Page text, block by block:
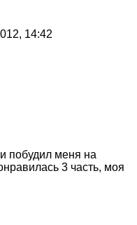
14:42
побудил меня на
3 часть, моя